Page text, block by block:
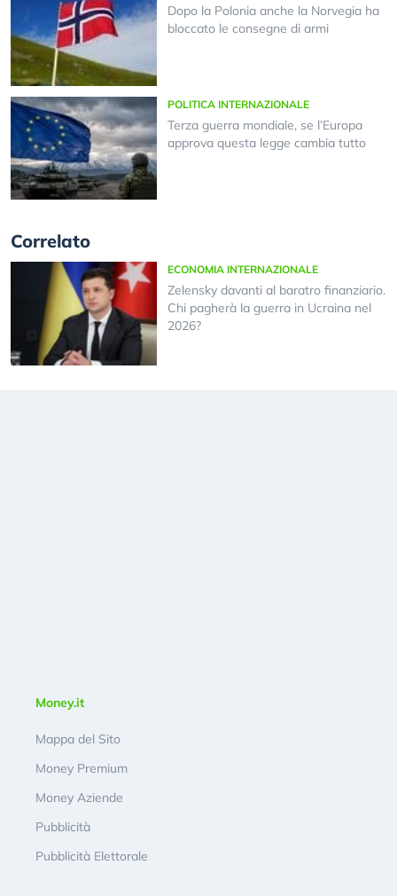
Dopo la Polonia anche la Norvegia ha
bloccato le consegne di armi
POLITICA INTERNAZIONALE
Terza guerra mondiale, se l’Europa
approva questa legge cambia tutto
Correlato
ECONOMIA INTERNAZIONALE
Zelensky davanti al baratro finanziario.
Chi pagherà la guerra in Ucraina nel
2026?
Money.it
Mappa del Sito
Money Premium
Money Aziende
Pubblicità
Pubblicità Elettorale